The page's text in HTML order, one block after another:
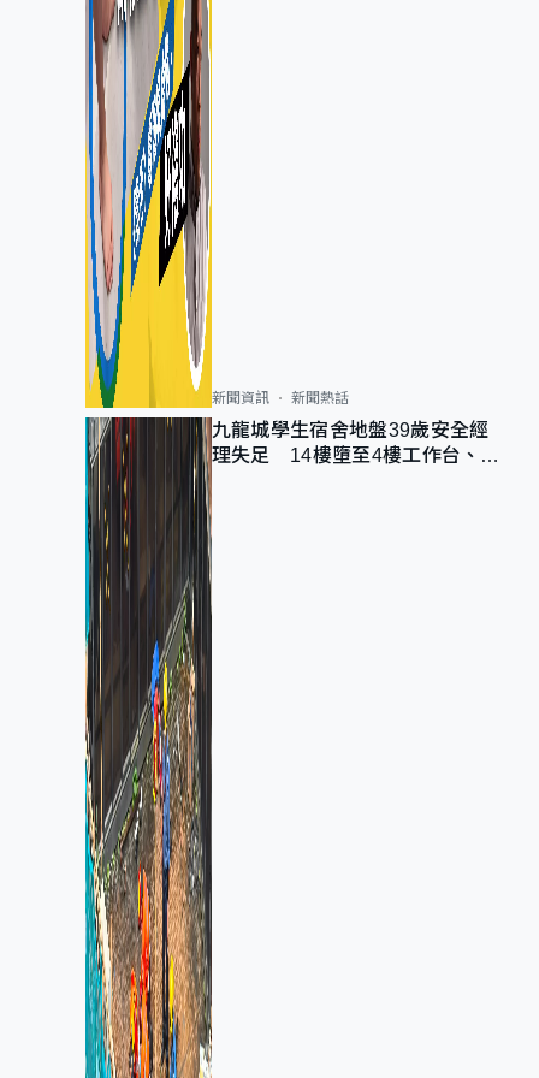
新聞資訊 新聞熱話
九龍城學生宿舍地盤39歲安全經
理失足 14樓墮至4樓工作台、送